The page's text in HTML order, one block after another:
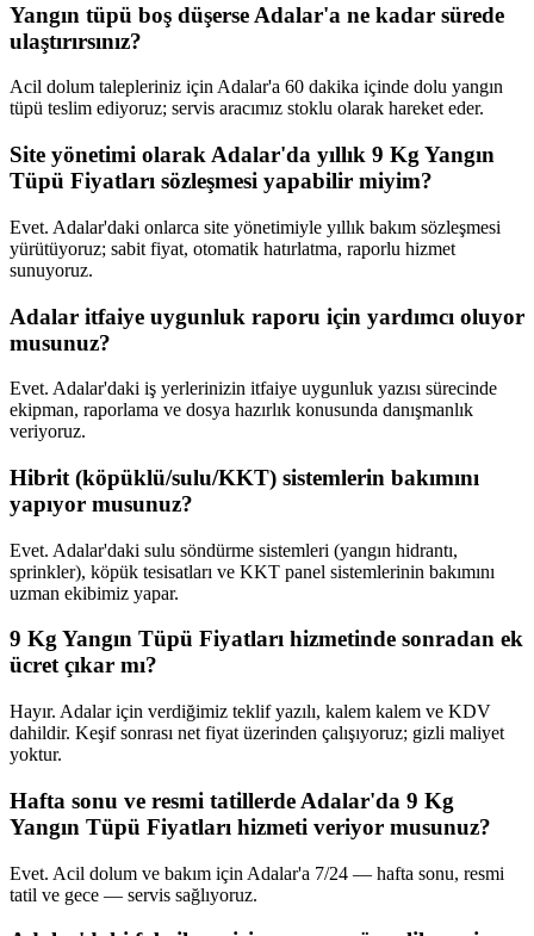
Yangın tüpü boş düşerse Adalar'a ne kadar sürede
ulaştırırsınız?
Acil dolum talepleriniz için Adalar'a 60 dakika içinde dolu yangın
tüpü teslim ediyoruz; servis aracımız stoklu olarak hareket eder.
Site yönetimi olarak Adalar'da yıllık 9 Kg Yangın
Tüpü Fiyatları sözleşmesi yapabilir miyim?
Evet. Adalar'daki onlarca site yönetimiyle yıllık bakım sözleşmesi
yürütüyoruz; sabit fiyat, otomatik hatırlatma, raporlu hizmet
sunuyoruz.
Adalar itfaiye uygunluk raporu için yardımcı oluyor
musunuz?
Evet. Adalar'daki iş yerlerinizin itfaiye uygunluk yazısı sürecinde
ekipman, raporlama ve dosya hazırlık konusunda danışmanlık
veriyoruz.
Hibrit (köpüklü/sulu/KKT) sistemlerin bakımını
yapıyor musunuz?
Evet. Adalar'daki sulu söndürme sistemleri (yangın hidrantı,
sprinkler), köpük tesisatları ve KKT panel sistemlerinin bakımını
uzman ekibimiz yapar.
9 Kg Yangın Tüpü Fiyatları hizmetinde sonradan ek
ücret çıkar mı?
Hayır. Adalar için verdiğimiz teklif yazılı, kalem kalem ve KDV
dahildir. Keşif sonrası net fiyat üzerinden çalışıyoruz; gizli maliyet
yoktur.
Hafta sonu ve resmi tatillerde Adalar'da 9 Kg
Yangın Tüpü Fiyatları hizmeti veriyor musunuz?
Evet. Acil dolum ve bakım için Adalar'a 7/24 — hafta sonu, resmi
tatil ve gece — servis sağlıyoruz.